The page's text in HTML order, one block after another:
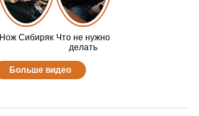
Нож Сибиряк Что не нужно
делать
Больше видео